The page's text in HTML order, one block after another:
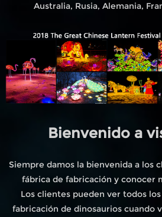
Australia, Rusia, Alemania,
Bienvenido a
Siempre damos la bienvenida a los
fábrica de fabricación y conocer
Los clientes pueden ver todos
fabricación de dinosaurios cuando